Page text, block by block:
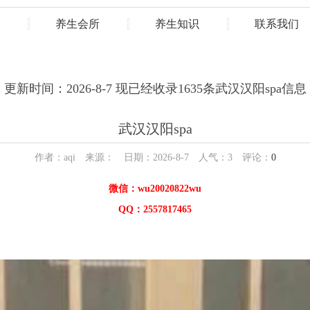
养生会所 养生知识 联系我们
更新时间：2026-8-7 现已经收录1635条武汉汉阳spa信息
武汉汉阳spa
作者：aqi 来源： 日期：2026-8-7 人气： 3评论： 0
微信：wu20020822wu
QQ：2557817465